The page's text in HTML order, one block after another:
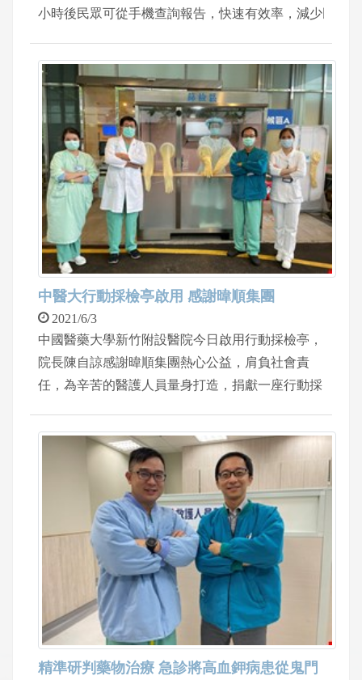
小時後民眾可從手機查詢報告，快速有效率，減少民眾
系統，使用手機或官網線上預約及付費後
(http://211.21.176.82:8089/Own_expense/Description_CL)，
到醫院採檢站門口報上姓名，經由醫師核對身分，自動
門會自動開啟，接著民眾走進一個獨立的負壓採檢空
間，此空間裡的空氣皆經過醫療等級HEPA濾網過濾，
並經由紫外燈殺菌，被採檢的民眾不必擔心被傳染。
中醫大行動採檢亭啟用 感謝暐順集團
2021/6/3
中國醫藥大學新竹附設醫院今日啟用行動採檢亭，
院長陳自諒感謝暐順集團熱心公益，肩負社會責
任，為辛苦的醫護人員量身打造，捐獻一座行動採
毒採檢拭子及採檢管。暐順集團董事長林妮穎指
出，向站在第一線辛苦的醫護同仁致上最高的謝意
和敬意，暐順集團在新竹深耕四十年，基於社會責
任，為大新竹盡一份心力，齊心抗疫，守護國人健
精準研判藥物治療 急診將高血鉀病患從鬼門